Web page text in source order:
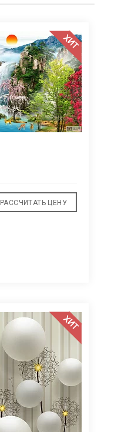
ХИТ
РАССЧИТАТЬ ЦЕНУ
ХИТ